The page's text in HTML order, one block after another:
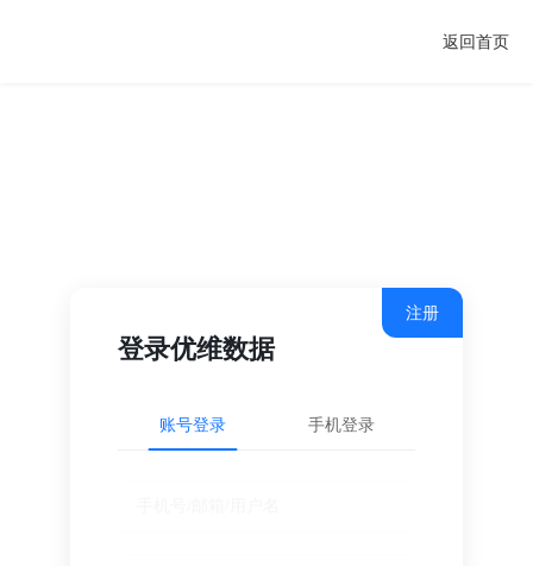
返回首页
注册
登录优维数据
账号登录 手机登录